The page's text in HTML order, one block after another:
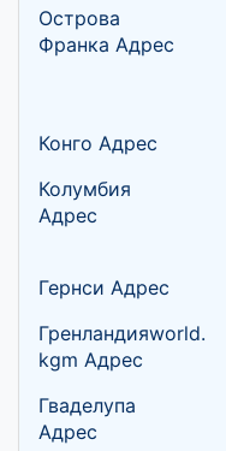
Острова
Франка Адрес
Конго Адрес
Колумбия
Адрес
Гернси Адрес
Гренландияworld.
kgm Адрес
Гваделупа
Адрес